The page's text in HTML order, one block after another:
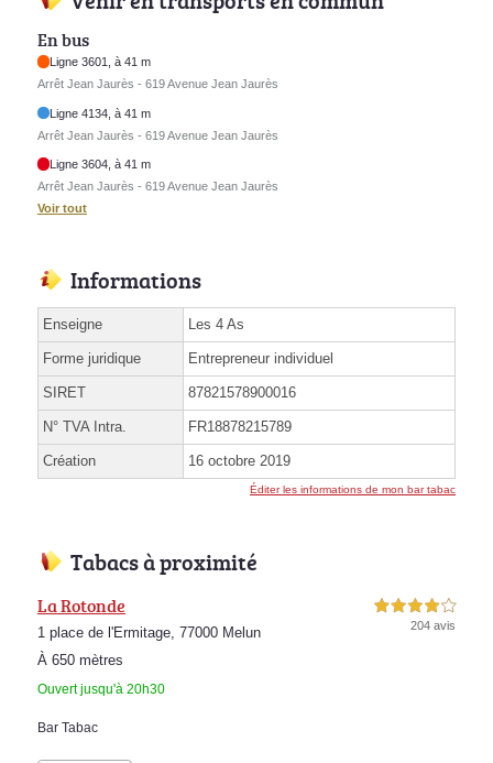
En bus
Ligne 3601, à 41 m
Arrêt Jean Jaurès - 619 Avenue Jean Jaurès
Ligne 4134, à 41 m
Arrêt Jean Jaurès - 619 Avenue Jean Jaurès
Ligne 3604, à 41 m
Arrêt Jean Jaurès - 619 Avenue Jean Jaurès
Voir tout
Informations
Enseigne Les 4 As
Forme juridique Entrepreneur individuel
SIRET 87821578900016
N° TVA Intra. FR18878215789
Création 16 octobre 2019
Éditer les informations de mon bar tabac
Tabacs à proximité
La Rotonde
1 place de l'Ermitage, 77000 Melun
À 650 mètres
Ouvert jusqu'à 20h30
4,0 étoiles sur 5
204 avis
Bar Tabac